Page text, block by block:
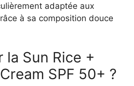
adaptée aux
à sa composition douce
la Sun Rice +
SPF 50+ ?